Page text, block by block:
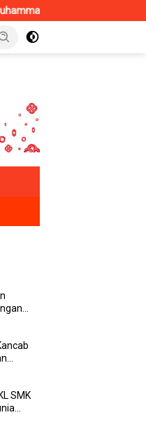
Dunia Pendidikan dan Layanan
SMK